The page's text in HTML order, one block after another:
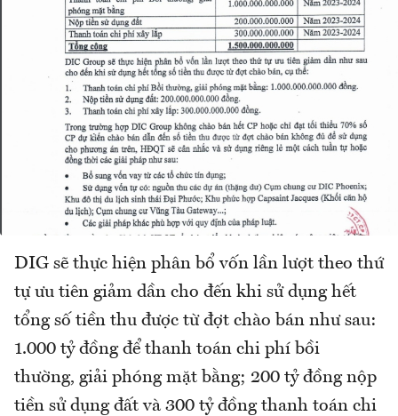
DIG sẽ thực hiện phân bổ vốn lần lượt theo thứ
tự ưu tiên giảm dần cho đến khi sử dụng hết
tổng số tiền thu được từ đợt chào bán như sau:
1.000 tỷ đồng để thanh toán chi phí bồi
thường, giải phóng mặt bằng; 200 tỷ đồng nộp
tiền sử dụng đất và 300 tỷ đồng thanh toán chi